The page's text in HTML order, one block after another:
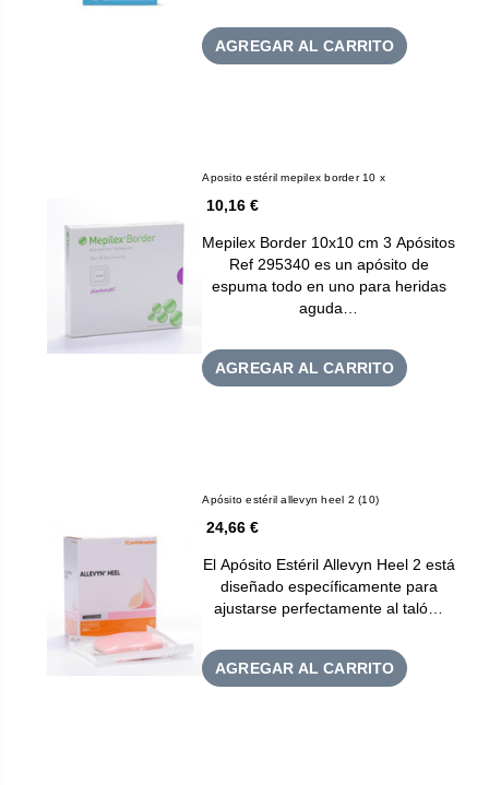
AGREGAR AL CARRITO
Aposito estéril mepilex border 10 x
10,16 €
Mepilex Border 10x10 cm 3 Apósitos
Ref 295340 es un apósito de
espuma todo en uno para heridas
aguda…
AGREGAR AL CARRITO
Apósito estéril allevyn heel 2 (10)
24,66 €
El Apósito Estéril Allevyn Heel 2 está
diseñado específicamente para
ajustarse perfectamente al taló…
AGREGAR AL CARRITO